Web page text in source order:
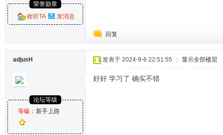
荣誉勋章
收听TA
发消息
回复
adjusH
论坛等级
等級： 新手上路
发表于 2024-9-6 22:51:55 显示全部楼层
好好 学习了 确实不错